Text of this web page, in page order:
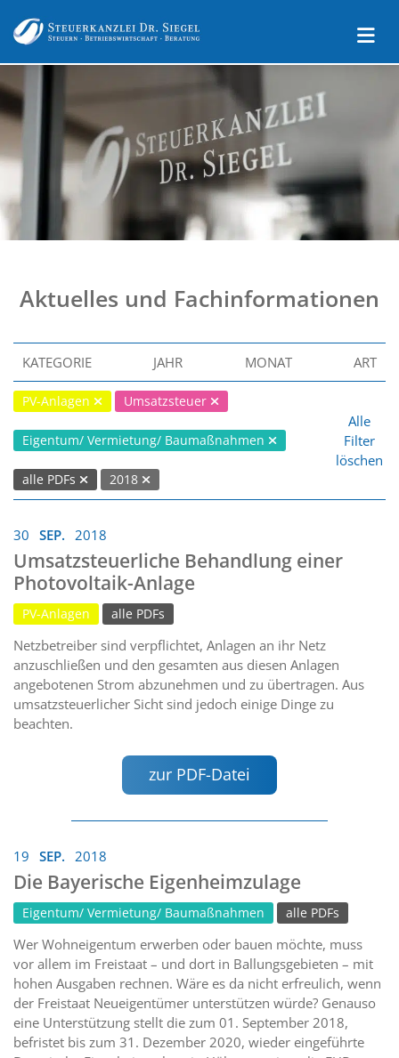
Aktuelles und Fachinformationen
KATEGORIE JAHR MONAT ART
PV-Anlagen Umsatzsteuer
Eigentum/ Vermietung/ Baumaßnahmen
alle PDFs 2018
Alle
Filter
löschen
30 SEP. 2018
Umsatzsteuerliche Behandlung einer
Photovoltaik-Anlage
PV-Anlagen alle PDFs
Netzbetreiber sind verpflichtet, Anlagen an ihr Netz
anzuschließen und den gesamten aus diesen Anlagen
angebotenen Strom abzunehmen und zu übertragen. Aus
umsatzsteuerlicher Sicht sind jedoch einige Dinge zu
beachten.
zur PDF-Datei
19 SEP. 2018
Die Bayerische Eigenheimzulage
Eigentum/ Vermietung/ Baumaßnahmen alle PDFs
Wer Wohneigentum erwerben oder bauen möchte, muss
vor allem im Freistaat – und dort in Ballungsgebieten – mit
hohen Ausgaben rechnen. Wäre es da nicht erfreulich, wenn
der Freistaat Neueigentümer unterstützen würde? Genauso
eine Unterstützung stellt die zum 01. September 2018,
befristet bis zum 31. Dezember 2020, wieder eingeführte